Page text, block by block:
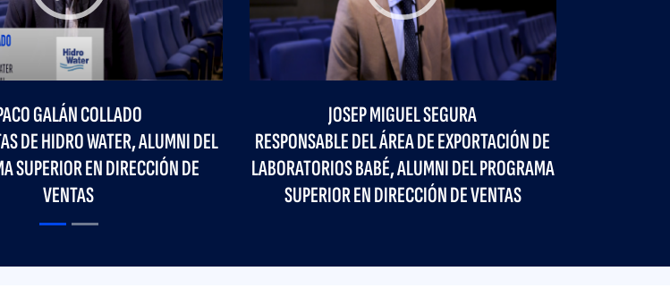
Next
RESPONSABLE DE FORMACIÓN Y DESARROLLO
EN CITRI&CO. ALUMNI DEL PROGRAMA DE
DESARROLLO DIRECTIVO